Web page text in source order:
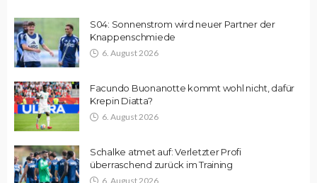
S04: Sonnenstrom wird neuer Partner der
Knappenschmiede
6. August 2026
Facundo Buonanotte kommt wohl nicht, dafür
Krepin Diatta?
6. August 2026
Schalke atmet auf: Verletzter Profi
überraschend zurück im Training
6. August 2026